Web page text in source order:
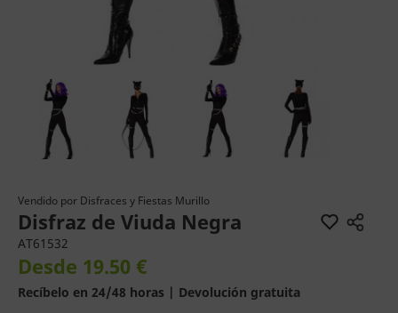
Vendido por Disfraces y Fiestas Murillo
Disfraz de Viuda Negra
AT61532
Desde 19.50 €
Recíbelo en 24/48 horas | Devolución gratuita